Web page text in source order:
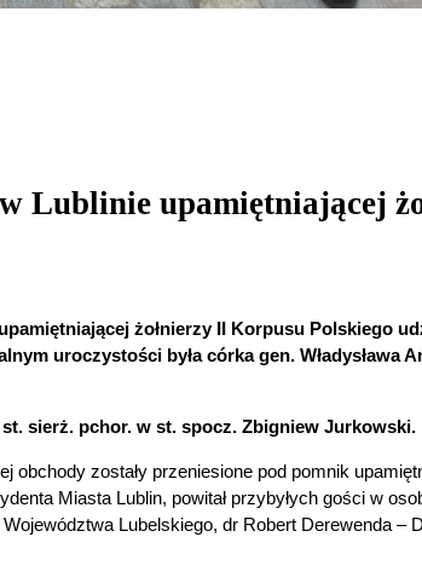
Lublinie upamiętniającej
żołnierzy II Korpusu Polskiego
uroczystości była córka gen. Władysława
st. sierż. pchor. w st. spocz. Zbigniew Jurkowski.
zostały przeniesione pod pomnik
Miasta Lublin, powitał przybyłych gości w
Lubelskiego, dr Robert Derewenda –